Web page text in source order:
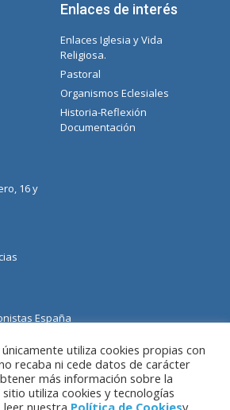
Enlaces de interés
Enlaces Iglesia y Vida
Religiosa.
Pastoral
Organismos Eclesiales
Historia-Reflexión
Documentación
16 y
España
Desarrollado
únicamente utiliza cookies propias con
recaba ni cede datos de carácter
más información sobre la
utiliza cookies y tecnologías